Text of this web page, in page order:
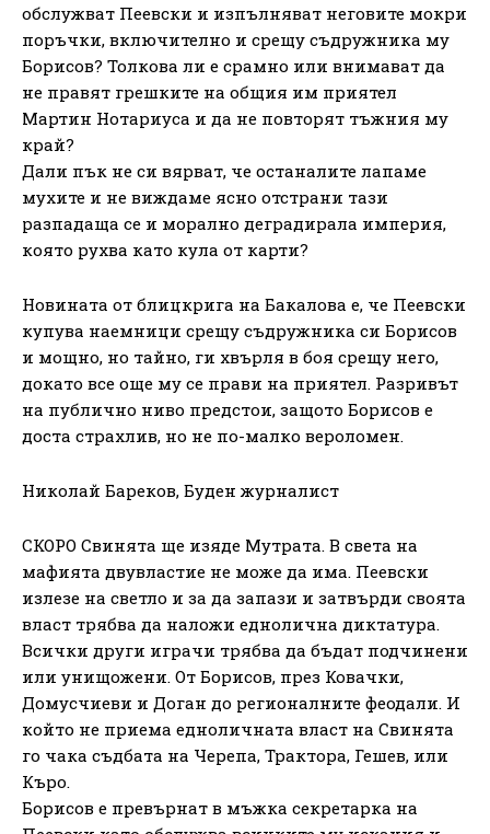
обслужват Пеевски и изпълняват неговите мокри
поръчки, включително и срещу съдружника му
Борисов? Толкова ли е срамно или внимават да
не правят грешките на общия им приятел
Мартин Нотариуса и да не повторят тъжния му
край?
Дали пък не си вярват, че останалите лапаме
мухите и не виждаме ясно отстрани тази
разпадаща се и морално деградирала империя,
която рухва като кула от карти?
Новината от блицкрига на Бакалова е, че Пеевски
купува наемници срещу съдружника си Борисов
и мощно, но тайно, ги хвърля в боя срещу него,
докато все още му се прави на приятел. Разривът
на публично ниво предстои, защото Борисов е
доста страхлив, но не по-малко вероломен.
Николай Бареков, Буден журналист
СКОРО Свинята ще изяде Мутрата. В света на
мафията двувластие не може да има. Пеевски
излезе на светло и за да запази и затвърди своята
власт трябва да наложи еднолична диктатура.
Всички други играчи трябва да бъдат подчинени
или унищожени. От Борисов, през Ковачки,
Домусчиеви и Доган до регионалните феодали. И
който не приема едноличната власт на Свинята
го чака съдбата на Черепа, Трактора, Гешев, или
Къро.
Борисов е превърнат в мъжка секретарка на